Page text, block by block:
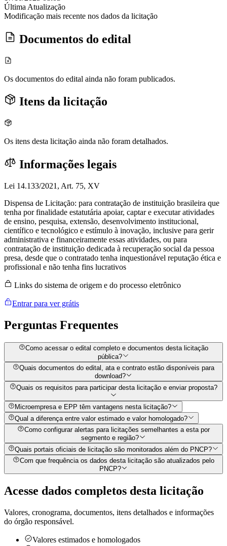
Última Atualização
Modificação mais recente nos dados da licitação
Documentos do edital
Os documentos do edital ainda não foram publicados.
Itens da licitação
Os itens desta licitação ainda não foram detalhados.
Informações legais
Lei 14.133/2021, Art. 75, XV
Dispensa de Licitação: para contratação de instituição brasileira que
tenha por finalidade estatutária apoiar, captar e executar atividades
de ensino, pesquisa, extensão, desenvolvimento institucional,
científico e tecnológico e estímulo à inovação, inclusive para gerir
administrativa e financeiramente essas atividades, ou para
contratação de instituição dedicada à recuperação social da pessoa
presa, desde que o contratado tenha inquestionável reputação ética e
profissional e não tenha fins lucrativos
Links do sistema de origem e do processo eletrônico
Entrar para ver grátis
Perguntas Frequentes
Como acessar o edital completo e documentos desta licitação
pública?
Quais documentos do edital, ata e contrato estão disponíveis para
download?
Quais os requisitos para participar desta licitação e enviar proposta?
Microempresa e EPP têm vantagens nesta licitação?
Qual a diferença entre valor estimado e valor homologado?
Como configurar alertas para licitações semelhantes a esta por
segmento e região?
Quais portais oficiais de licitação são monitorados além do PNCP?
Com que frequência os dados desta licitação são atualizados pelo
PNCP?
Acesse dados completos desta licitação
Valores, cronograma, documentos, itens detalhados e informações
do órgão responsável.
Valores estimados e homologados